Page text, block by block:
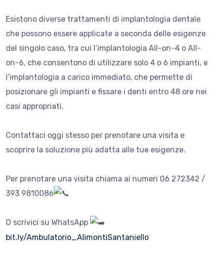
Esistono diverse trattamenti di implantologia dentale
che possono essere applicate a seconda delle esigenze
del singolo caso, tra cui l’implantologia All-on-4 o All-
on-6, che consentono di utilizzare solo 4 o 6 impianti, e
l’implantologia a carico immediato, che permette di
posizionare gli impianti e fissare i denti entro 48 ore nei
casi appropriati.
Contattaci oggi stesso per prenotare una visita e
scoprire la soluzione più adatta alle tue esigenze.
Per prenotare una visita chiama ai numeri 06 272342 /
393 9810086
O scrivici su WhatsApp
bit.ly/Ambulatorio_AlimontiSantaniello